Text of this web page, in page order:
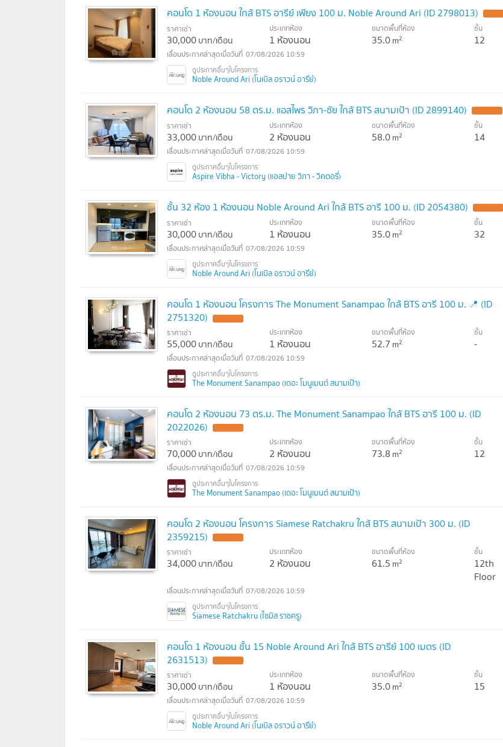
คอนโด 1 ห้องนอน ใกล้ BTS อารีย์ เพียง 100 ม. Noble Around Ari (ID 2798013)
ราคาเช่า
30,000บาท/เดือน
ประเภทห้อง
1 ห้องนอน
ขนาดพื้นที่ห้อง
35.0m2
ชั้น
12
07/08/2026 10:59
Noble Around Ari (โนเบิล อราวน์ อารีย์)
คอนโด 2 ห้องนอน 58 ตร.ม. แอสไพร วิภา-ชัย ใกล้ BTS สนามเป้า (ID 2899140)
ราคาเช่า
33,000บาท/เดือน
ประเภทห้อง
2 ห้องนอน
ขนาดพื้นที่ห้อง
58.0m2
ชั้น
14
07/08/2026 10:59
Aspire Vibha - Victory (แอสปาย วิภา - วิคตอรี่)
ชั้น 32 ห้อง 1 ห้องนอน Noble Around Ari ใกล้ BTS อารี 100 ม. (ID 2054380)
ราคาเช่า
30,000บาท/เดือน
ประเภทห้อง
1 ห้องนอน
ขนาดพื้นที่ห้อง
35.0m2
ชั้น
32
07/08/2026 10:59
Noble Around Ari (โนเบิล อราวน์ อารีย์)
คอนโด 1 ห้องนอน โครงการ The Monument Sanampao ใกล้ BTS อารี 100 ม. 📍 (ID
2751320)
ราคาเช่า
55,000บาท/เดือน
ประเภทห้อง
1 ห้องนอน
ขนาดพื้นที่ห้อง
52.7 m2
ชั้น
-
07/08/2026 10:59
The Monument Sanampao (เดอะ โมนูเมนต์ สนามเป้า)
คอนโด 2 ห้องนอน 73 ตร.ม. The Monument Sanampao ใกล้ BTS อารี 100 ม. (ID
2022026)
ราคาเช่า
70,000บาท/เดือน
ประเภทห้อง
2 ห้องนอน
ขนาดพื้นที่ห้อง
73.8 m2
ชั้น
12
07/08/2026 10:59
The Monument Sanampao (เดอะ โมนูเมนต์ สนามเป้า)
คอนโด 2 ห้องนอน โครงการ Siamese Ratchakru ใกล้ BTS สนามเป้า 300 ม. (ID
2359215)
ราคาเช่า
34,000บาท/เดือน
ประเภทห้อง
2 ห้องนอน
ขนาดพื้นที่ห้อง
61.5 m2
ชั้น
12th
Floor
07/08/2026 10:59
Siamese Ratchakru (ไซมิส ราชครู)
คอนโด 1 ห้องนอน ชั้น 15 Noble Around Ari ใกล้ BTS อารีย์ 100 เมตร (ID
2631513)
ราคาเช่า
30,000บาท/เดือน
ประเภทห้อง
1 ห้องนอน
ขนาดพื้นที่ห้อง
35.0m2
ชั้น
15
07/08/2026 10:59
Noble Around Ari (โนเบิล อราวน์ อารีย์)